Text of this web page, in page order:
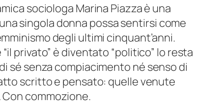
sociologa Marina Piazza è una
singola donna possa sentirsi come
degli ultimi cinquant’anni.
privato” è diventato “politico” lo resta
sé senza compiacimento né senso di
scritto e pensato: quelle venute
commozione.